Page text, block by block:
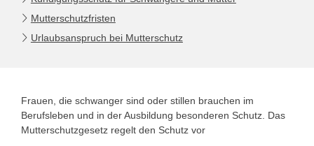
Mutterschutzfristen
Urlaubsanspruch bei Mutterschutz
Frauen, die schwanger sind oder stillen brauchen im
Berufsleben und in der Ausbildung besonderen Schutz. Das
Mutterschutzgesetz regelt den Schutz vor